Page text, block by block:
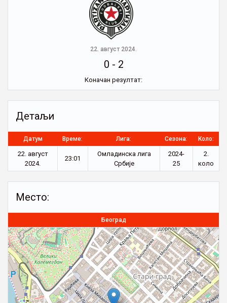
22. август 2024.
0 - 2
Коначан резултат:
Детаљи
Датум Време: Лига: Сезона: Коло:
22. август
2024.
23:01
Омладинска лига
Србије
2024-
25
2.
коло
Место:
Београд